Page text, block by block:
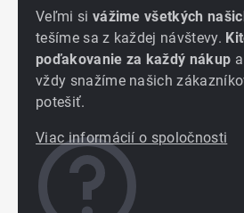
Veľmi si vážime všetkých
tešíme sa z každej návštevy.
poďakovanie za každý nákup
vždy snažíme našich
potešiť.
Viac informácií o spoločnosti